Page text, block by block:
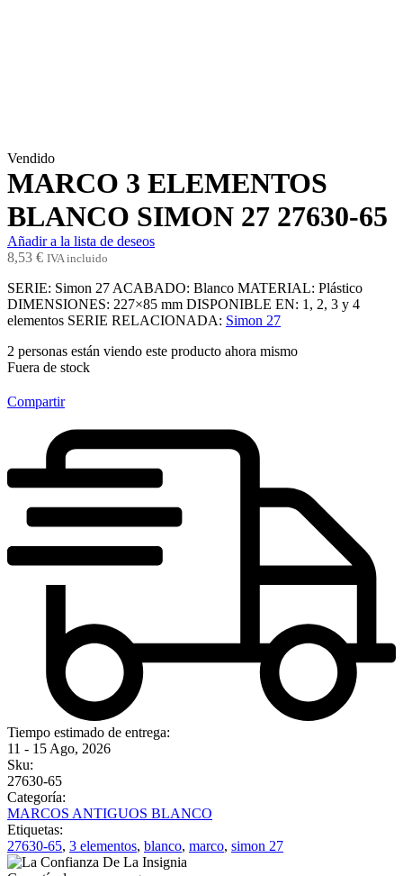
Vendido
MARCO 3 ELEMENTOS
BLANCO SIMON 27 27630-65
Añadir a la lista de deseos
8,53 € IVA incluido
SERIE: Simon 27 ACABADO: Blanco MATERIAL: Plástico
DIMENSIONES: 227×85 mm DISPONIBLE EN: 1, 2, 3 y 4
elementos SERIE RELACIONADA: Simon 27
2 personas están viendo este producto ahora mismo
Fuera de stock
Compartir
Tiempo estimado de entrega:
11 - 15 Ago, 2026
Sku:
27630-65
Categoría:
MARCOS ANTIGUOS BLANCO
Etiquetas:
27630-65, 3 elementos, blanco, marco, simon 27